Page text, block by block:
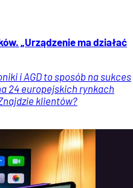
„Urządzenie ma działać
i AGD to sposób na sukces
24 europejskich rynkach
klientów?